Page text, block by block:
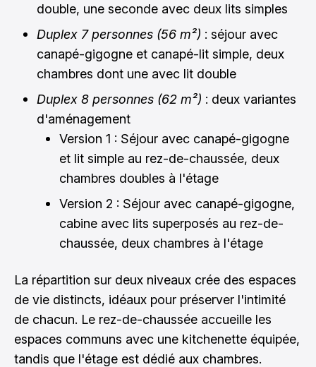
double, une seconde avec deux lits simples
Duplex 7 personnes (56 m²) : séjour avec
canapé-gigogne et canapé-lit simple, deux
chambres dont une avec lit double
Duplex 8 personnes (62 m²) : deux variantes
d'aménagement
Version 1 : Séjour avec canapé-gigogne
et lit simple au rez-de-chaussée, deux
chambres doubles à l'étage
Version 2 : Séjour avec canapé-gigogne,
cabine avec lits superposés au rez-de-
chaussée, deux chambres à l'étage
La répartition sur deux niveaux crée des espaces
de vie distincts, idéaux pour préserver l'intimité
de chacun. Le rez-de-chaussée accueille les
espaces communs avec une kitchenette équipée,
tandis que l'étage est dédié aux chambres.